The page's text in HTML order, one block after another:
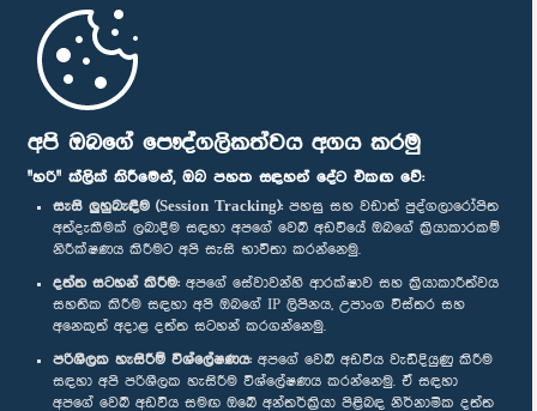
අපි ඔබගේ පෞද්ගලිකත්වය අගය කරමු
"හරි" ක්ලික් කිරීමෙන්, ඔබ පහත සඳහන් දේට එකඟ වේ:
සැසි ලුහුබැඳීම (Session Tracking): පහසු සහ වඩාත් පුද්ගලාරෝපිත
අත්දැකීමක් ලබාදීම සඳහා අපගේ වෙබ් අඩවියේ ඔබගේ ක්‍රියාකාරකම්
නිරීක්ෂණය කිරීමට අපි සැසි භාවිතා කරන්නෙමු.
දත්ත සටහන් කිරීම: අපගේ සේවාවන්හි ආරක්ෂාව සහ ක්‍රියාකාරීත්වය
සහතික කිරීම සඳහා අපි ඔබගේ IP ලිපිනය, උපාංග විස්තර සහ
අනෙකුත් අදාළ දත්ත සටහන් කරගන්නෙමු.
පරිශීලක හැසිරීම් විශ්ලේෂණය: අපගේ වෙබ් අඩවිය වැඩිදියුණු කිරීම
සඳහා අපි පරිශීලක හැසිරීම විශ්ලේෂණය කරන්නෙමු. ඒ සඳහා
අපගේ වෙබ් අඩවිය සමඟ ඔබේ අන්තර්ක්‍රියා පිළිබඳ නිර්නාමික දත්ත
මුල් පිටුව
පාර්ලිමේන්තු ජංගම යෙදුම
අප හා සම්බන්ධ වී සිටින්න :
සම්මාන